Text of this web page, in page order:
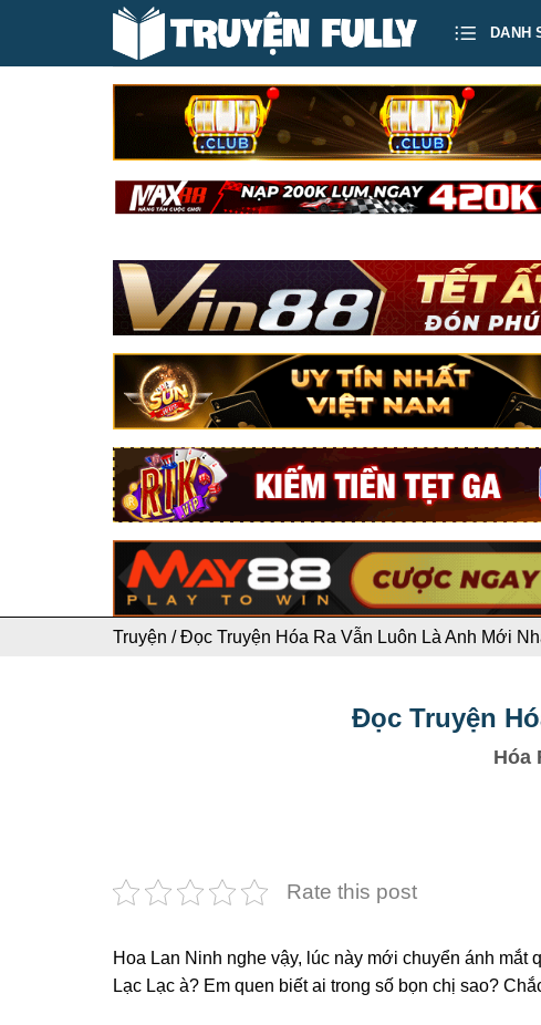
DANH
Truyện /Đọc Truyện Hóa Ra Vẫn Luôn Là Anh Mới
Đọc Truyện
Hóa
Rate this post
Hoa Lan Ninh nghe vậy, lúc này mới chuyển ánh mắt
Lạc Lạc à? Em quen biết ai trong số bọn chị sao?